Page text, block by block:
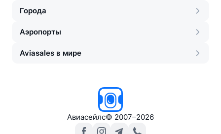
Города
Аэропорты
Aviasales в мире
Авиасейлс© 2007–2026